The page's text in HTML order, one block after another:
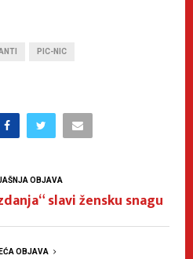
PIC-NIC
OBJAVA
slavi žensku snagu
OBJAVA